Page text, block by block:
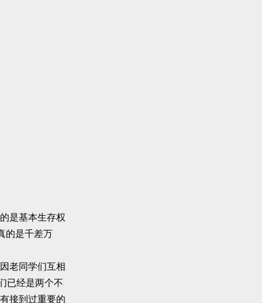
是基本生存权
的是千差万
老同学们互相
已经是两个不
接到过重要的